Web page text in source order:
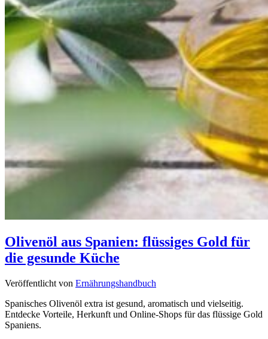
Olivenöl aus Spanien: flüssiges Gold für
die gesunde Küche
Veröffentlicht von Ernährungshandbuch
Spanisches Olivenöl extra ist gesund, aromatisch und vielseitig.
Entdecke Vorteile, Herkunft und Online-Shops für das flüssige Gold
Spaniens.